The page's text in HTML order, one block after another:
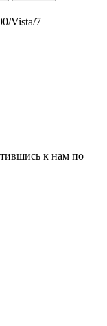
Vista/7
к нам по